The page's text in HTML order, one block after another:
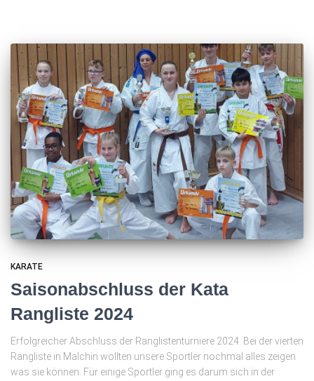
KARATE
Saisonabschluss der Kata
Rangliste 2024
Erfolgreicher Abschluss der Ranglistenturniere 2024. Bei der vierten
Rangliste in Malchin wollten unsere Sportler nochmal alles zeigen
was sie können. Für einige Sportler ging es darum sich in der